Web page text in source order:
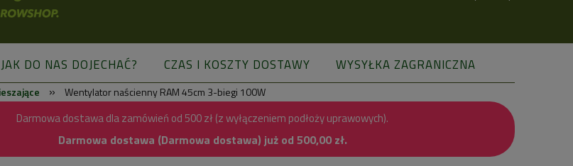
JAK DO NAS DOJECHAĆ? CZAS I KOSZTY DOSTAWY
WYSYŁKA ZAGRANICZNA
BLOG
» Wentylator naścienny RAM 45cm 3-biegi 100W
Darmowa dostawa dla zamówień od 500 zł (z wyłączeniem podłoży uprawowych).
Darmowa dostawa (Darmowa dostawa) już od 500,00 zł.